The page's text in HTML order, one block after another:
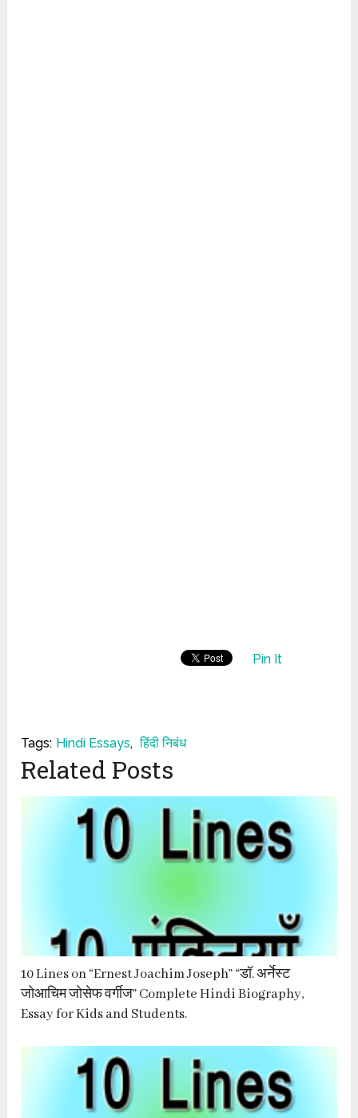
Pin It
Tags: Hindi Essays, हिंदी निबंध
Related Posts
10 Lines on “Ernest Joachim Joseph” “डॉ. अर्नेस्ट
जोआचिम जोसेफ वर्गीज” Complete Hindi Biography,
Essay for Kids and Students.